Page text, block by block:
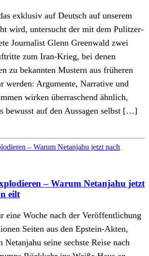
exklusiv auf Deutsch auf unserem
wird, untersucht der mit dem Pulitzer-
Journalist Glenn Greenwald zwei
zum Iran-Krieg, bei denen
zu bekannten Mustern aus früheren
werden: Argumente, Narrative und
wirken überraschend ähnlich,
bewusst auf den Aussagen selbst […]
– Warum Netanjahu jetzt
eilt
eine Woche nach der Veröffentlichung
Seiten aus den Epstein-Akten,
seine sechste Reise nach